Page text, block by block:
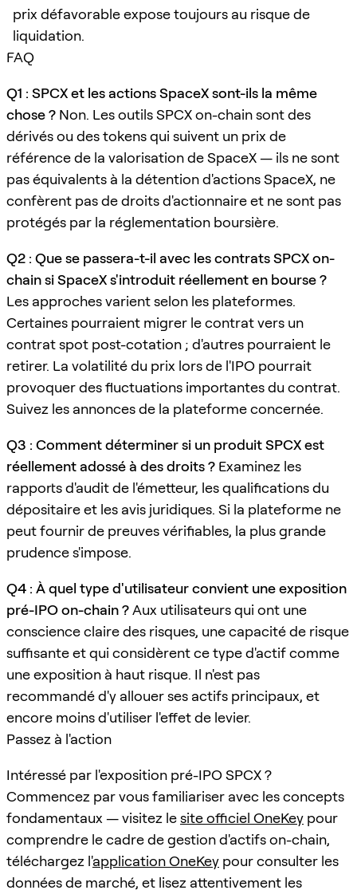
prix défavorable expose toujours au risque de
liquidation.
FAQ
Q1 : SPCX et les actions SpaceX sont-ils la même
chose ? Non. Les outils SPCX on-chain sont des
dérivés ou des tokens qui suivent un prix de
référence de la valorisation de SpaceX — ils ne sont
pas équivalents à la détention d'actions SpaceX, ne
confèrent pas de droits d'actionnaire et ne sont pas
protégés par la réglementation boursière.
Q2 : Que se passera-t-il avec les contrats SPCX on-
chain si SpaceX s'introduit réellement en bourse ?
Les approches varient selon les plateformes.
Certaines pourraient migrer le contrat vers un
contrat spot post-cotation ; d'autres pourraient le
retirer. La volatilité du prix lors de l'IPO pourrait
provoquer des fluctuations importantes du contrat.
Suivez les annonces de la plateforme concernée.
Q3 : Comment déterminer si un produit SPCX est
réellement adossé à des droits ? Examinez les
rapports d'audit de l'émetteur, les qualifications du
dépositaire et les avis juridiques. Si la plateforme ne
peut fournir de preuves vérifiables, la plus grande
prudence s'impose.
Q4 : À quel type d'utilisateur convient une exposition
pré-IPO on-chain ?Aux utilisateurs qui ont une
conscience claire des risques, une capacité de risque
suffisante et qui considèrent ce type d'actif comme
une exposition à haut risque. Il n'est pas
recommandé d'y allouer ses actifs principaux, et
encore moins d'utiliser l'effet de levier.
Passez à l'action
Intéressé par l'exposition pré-IPO SPCX ?
Commencez par vous familiariser avec les concepts
fondamentaux — visitez lesite officiel OneKey pour
comprendre le cadre de gestion d'actifs on-chain,
téléchargez l'application OneKey pour consulter les
données de marché, et lisez attentivement les